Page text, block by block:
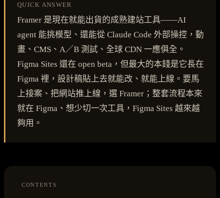
QUICK ANSWER
Framer 是現在就能出貨的成熟建站工具——AI
agent 能挑模型、還能從 Claude Code 外部操控，動
畫、CMS、A／B 測試、全球 CDN 一應俱全。
Figma Sites 還在 open beta，但最大的本錢是它長在
Figma 裡，設計稿貼上去就能改、就能上線。要馬
上接案、把網站推上線，選 Framer；整套流程本來
就在 Figma、想少切一次工具，Figma Sites 越來越
夠用。
CONTENTS